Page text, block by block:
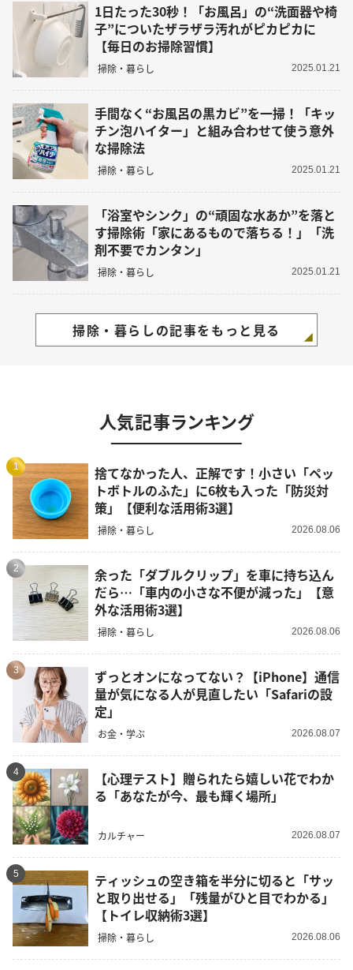
1日たった30秒！「お風呂」の“洗面器や椅
子”についたザラザラ汚れがピカピカに
【毎日のお掃除習慣】
掃除・暮らし 2025.01.21
手間なく“お風呂の黒カビ”を一掃！「キッ
チン泡ハイター」と組み合わせて使う意外
な掃除法
掃除・暮らし 2025.01.21
「浴室やシンク」の“頑固な水あか”を落と
す掃除術「家にあるもので落ちる！」「洗
剤不要でカンタン」
掃除・暮らし 2025.01.21
掃除・暮らしの記事をもっと見る
人気記事ランキング
1
捨てなかった人、正解です！小さい「ペッ
トボトルのふた」に6枚も入った「防災対
策」【便利な活用術3選】
掃除・暮らし 2026.08.06
2
余った「ダブルクリップ」を車に持ち込ん
だら…「車内の小さな不便が減った」【意
外な活用術3選】
掃除・暮らし 2026.08.06
3
ずっとオンになってない？【iPhone】通信
量が気になる人が見直したい「Safariの設
定」
お金・学ぶ 2026.08.07
4
【心理テスト】贈られたら嬉しい花でわか
る「あなたが今、最も輝く場所」
カルチャー 2026.08.07
5
ティッシュの空き箱を半分に切ると「サッ
と取り出せる」「残量がひと目でわかる」
【トイレ収納術3選】
掃除・暮らし 2026.08.06